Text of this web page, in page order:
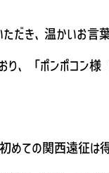
だき、温かいお言
、「ポンポコン様
ての関西遠征は得